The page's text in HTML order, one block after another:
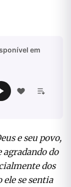
em
e seu povo,
agradando do
dos
se sentia